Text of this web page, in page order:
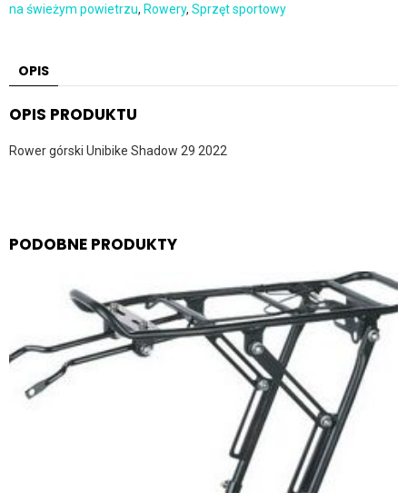
na świeżym powietrzu, Rowery, Sprzęt sportowy
OPIS
OPIS PRODUKTU
Rower górski Unibike Shadow 29 2022
PODOBNE PRODUKTY